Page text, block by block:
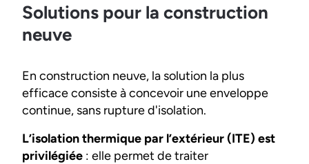
Solutions pour la construction
neuve
En construction neuve, la solution la plus
efficace consiste à concevoir une enveloppe
continue, sans rupture d'isolation.
L’isolation thermique par l’extérieur (ITE) est
privilégiée : elle permet de traiter